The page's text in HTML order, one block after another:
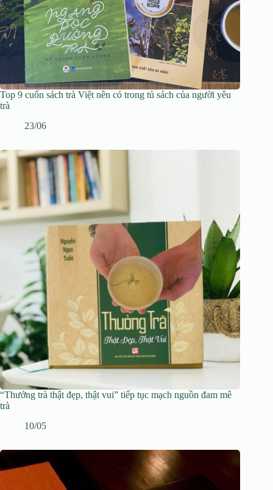
Top 9 cuốn sách trà Việt nên có trong tủ sách của người yêu
trà
23/06
“Thưởng trà thật đẹp, thật vui” tiếp tục mạch nguồn đam mê
trà
10/05